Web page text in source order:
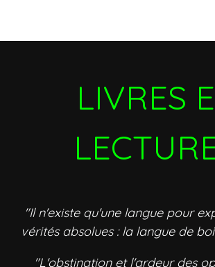
LIVRES
"Il n'existe qu'une langue pour
vérités absolues : la langue de
"L'obstination et l'ardeur des